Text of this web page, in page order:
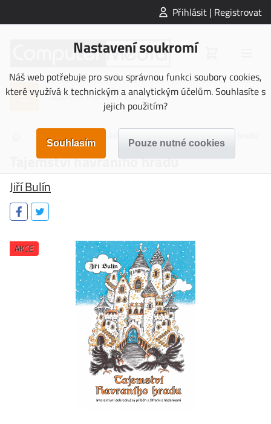
Přihlásit | Registrovat
Nastavení soukromí
Náš web potřebuje pro svou správnou funkci soubory cookies,
které využívá k technickým a analytickým účelům. Souhlasíte s
jejich použitím?
Tajemství havraního hradu
Jiří Bulín
AKCE